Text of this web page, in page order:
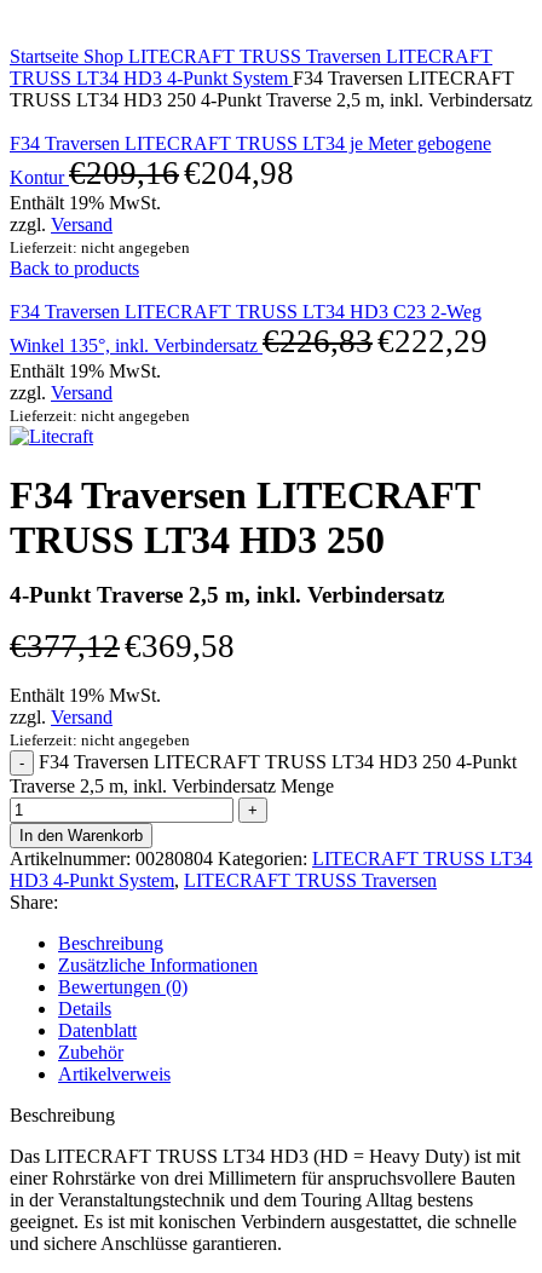
Startseite Shop LITECRAFT TRUSS Traversen LITECRAFT
TRUSS LT34 HD3 4-Punkt System F34 Traversen LITECRAFT
TRUSS LT34 HD3 250 4-Punkt Traverse 2,5 m, inkl. Verbindersatz
F34 Traversen LITECRAFT TRUSS LT34 je Meter gebogene
Kontur€209,16€204,98
Enthält 19% MwSt.
zzgl. Versand
Lieferzeit: nicht angegeben
Back to products
F34 Traversen LITECRAFT TRUSS LT34 HD3 C23 2-Weg
Winkel 135°, inkl. Verbindersatz €226,83€222,29
Enthält 19% MwSt.
zzgl. Versand
Lieferzeit: nicht angegeben
F34 Traversen LITECRAFT
TRUSS LT34 HD3 250
4-Punkt Traverse 2,5 m, inkl. Verbindersatz
€377,12€369,58
Enthält 19% MwSt.
zzgl. Versand
Lieferzeit: nicht angegeben
F34 Traversen LITECRAFT TRUSS LT34 HD3 250 4-Punkt
Traverse 2,5 m, inkl. Verbindersatz Menge
In den Warenkorb
Artikelnummer: 00280804 Kategorien: LITECRAFT TRUSS LT34
HD3 4-Punkt System, LITECRAFT TRUSS Traversen
Share:
Beschreibung
Zusätzliche Informationen
Bewertungen (0)
Details
Datenblatt
Zubehör
Artikelverweis
Beschreibung
Das LITECRAFT TRUSS LT34 HD3 (HD = Heavy Duty) ist mit
einer Rohrstärke von drei Millimetern für anspruchsvollere Bauten
in der Veranstaltungstechnik und dem Touring Alltag bestens
geeignet. Es ist mit konischen Verbindern ausgestattet, die schnelle
und sichere Anschlüsse garantieren.